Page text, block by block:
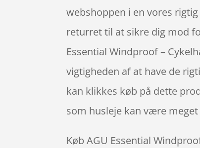
webshoppen i en vores
returret til at sikre dig mod
Essential Windproof –
vigtigheden af at have de
kan klikkes køb på dette
som husleje kan være
Køb AGU Essential